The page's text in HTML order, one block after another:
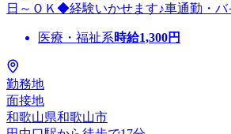
日～ＯＫ◆経験いかせます♪車通勤・バ
医療・福祉系時給1,300円
勤務地
面接地
和歌山県和歌山市